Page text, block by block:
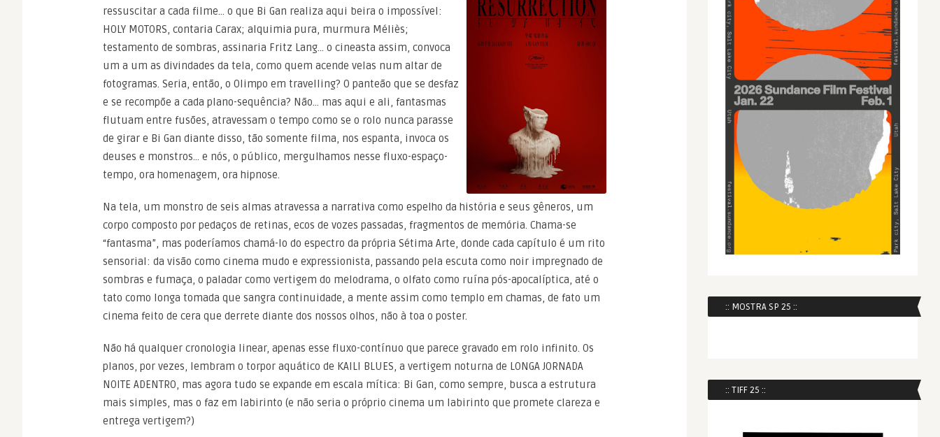
ressuscitar a cada filme… o que Bi Gan realiza aqui beira o impossível:
HOLY MOTORS, contaria Carax; alquimia pura, murmura Méliès;
testamento de sombras, assinaria Fritz Lang… o cineasta assim, convoca
um a um as divindades da tela, como quem acende velas num altar de
fotogramas. Seria, então, o Olimpo em travelling? O panteão que se desfaz
e se recompõe a cada plano-sequência? Não… mas aqui e ali, fantasmas
flutuam entre fusões, atravessam o tempo como se o rolo nunca parasse
de girar e Bi Gan diante disso, tão somente filma, nos espanta, invoca os
deuses e monstros… e nós, o público, mergulhamos nesse fluxo-espaço-
tempo, ora homenagem, ora hipnose.
Na tela, um monstro de seis almas atravessa a narrativa como espelho da história e seus gêneros, um
corpo composto por pedaços de retinas, ecos de vozes passadas, fragmentos de memória. Chama-se
“fantasma”, mas poderíamos chamá-lo do espectro da própria Sétima Arte, donde cada capítulo é um rito
sensorial: da visão como cinema mudo e expressionista, passando pela escuta como noir impregnado de
sombras e fumaça, o paladar como vertigem do melodrama, o olfato como ruína pós-apocalíptica, até o
tato como longa tomada que sangra continuidade, a mente assim como templo em chamas, de fato um
cinema feito de cera que derrete diante dos nossos olhos, não à toa o poster.
Não há qualquer cronologia linear, apenas esse fluxo-contínuo que parece gravado em rolo infinito. Os
planos, por vezes, lembram o torpor aquático de KAILI BLUES, a vertigem noturna de LONGA JORNADA
NOITE ADENTRO, mas agora tudo se expande em escala mítica: Bi Gan, como sempre, busca a estrutura
mais simples, mas o faz em labirinto (e não seria o próprio cinema um labirinto que promete clareza e
entrega vertigem?)
:: MOSTRA SP 25 ::
:: TIFF 25 ::